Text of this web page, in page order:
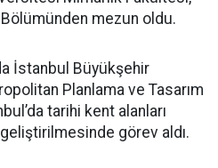
mezun oldu.
İstanbul Büyükşehir
Planlama ve Tasarım
tarihi kent alanları
görev aldı.